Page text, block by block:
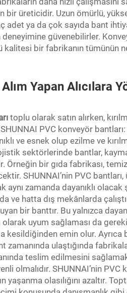
bir üreticidir. Uzun ömürlü,
adet ya da çok sayıda bant
güvenebilirler.
kalitesi bir fabrikanın tümünün
Yapan Alıcılara
toplu olarak satın alırken,
PVC konveyör
ve esnek olup ezilme ve
sektörlerinde bantlar,
Örneğin bir gıda fabrikası,
SHUNNAI’nin PVC bantları,
zamanda dayanıklı
hatta dış mekânlarda
bir banttır. Bu yalnızca
uyum sağlaması da
kesildiğinden emin olur. Ayrıca
ulaştığında
teslim edilmesini
olmalıdır. SHUNNAI’nin PVC
olasılığını azaltır.